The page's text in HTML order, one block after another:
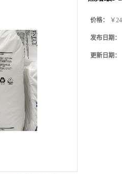
价格： ￥
发布日期：
更新日期：